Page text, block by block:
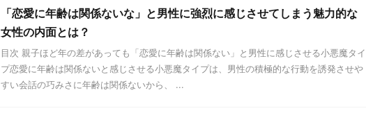
「恋愛に年齢は関係ないな」と男性に強烈に感じさせてしまう魅力的な
女性の内面とは？
目次 親子ほど年の差があっても「恋愛に年齢は関係ない」と男性に感じさせる小悪魔タイ
プ恋愛に年齢は関係ないと感じさせる小悪魔タイプは、男性の積極的な行動を誘発させや
すい会話の巧みさに年齢は関係ないから、 ...